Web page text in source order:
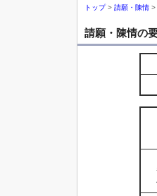
トップ> 請願・陳情 >
請願・陳情の